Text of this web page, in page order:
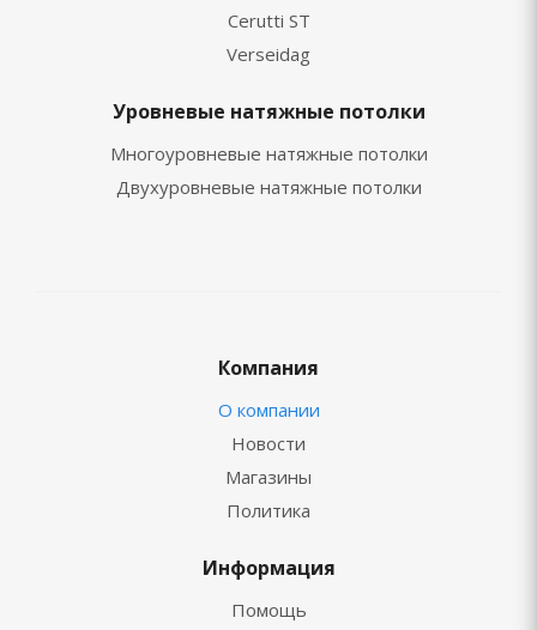
Cerutti ST
Verseidag
Уровневые натяжные потолки
Многоуровневые натяжные потолки
Двухуровневые натяжные потолки
Компания
О компании
Новости
Магазины
Политика
Информация
Помощь